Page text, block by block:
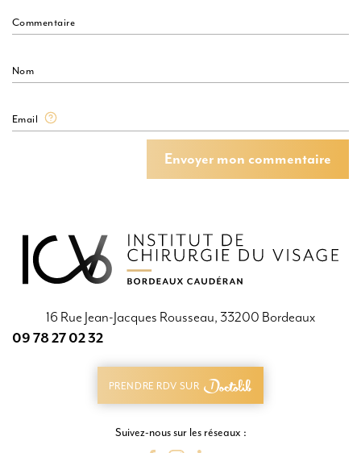
Commentaire
Nom
Email
Envoyer mon commentaire
Envoyer mon commentaire
PRENDRE RDV SUR
16 Rue Jean-Jacques Rousseau, 33200 Bordeaux
09 78 27 02 32
Suivez-nous sur les réseaux :